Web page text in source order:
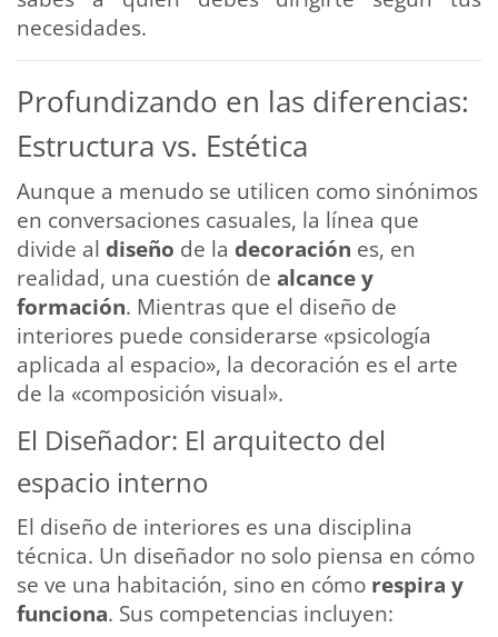
necesidades.
Profundizando en las diferencias:
Estructura vs. Estética
Aunque a menudo se utilicen como sinónimos
en conversaciones casuales, la línea que
divide al diseño de la decoración es, en
realidad, una cuestión de alcance y
formación. Mientras que el diseño de
interiores puede considerarse «psicología
aplicada al espacio», la decoración es el arte
de la «composición visual».
El Diseñador: El arquitecto del
espacio interno
El diseño de interiores es una disciplina
técnica. Un diseñador no solo piensa en cómo
se ve una habitación, sino en cómo respira y
funciona. Sus competencias incluyen: